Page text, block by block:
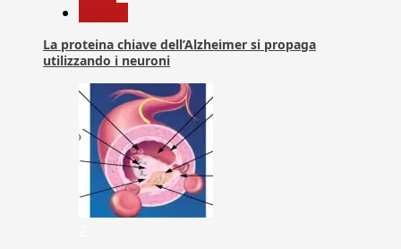
La proteina chiave dell’Alzheimer si propaga
utilizzando i neuroni